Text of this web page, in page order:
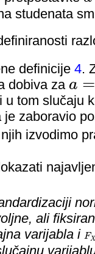
studenata
definicije 4.
dobiva za a =
a=
tom slučaju
zaboravio
izvodimo
ali
varijabla i F
FX